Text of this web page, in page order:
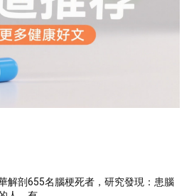
解剖655名腦梗死者，研究發現：患腦